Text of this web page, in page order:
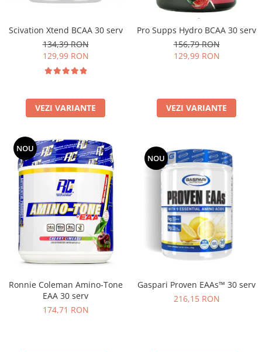
Universal
Weider
Scivation Xtend BCAA 30 serv
134,39 RON
129,99 RON
VEZI VARIANTE
Pro Supps Hydro BCAA 30 serv
156,79 RON
129,99 RON
VEZI VARIANTE
NOU
Ronnie Coleman Amino-Tone
EAA 30 serv
174,71 RON
NOU
Gaspari Proven EAAs™ 30 serv
216,15 RON